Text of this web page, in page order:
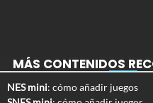
MÁS CONTENIDOS
NES mini: cómo añadir juegos